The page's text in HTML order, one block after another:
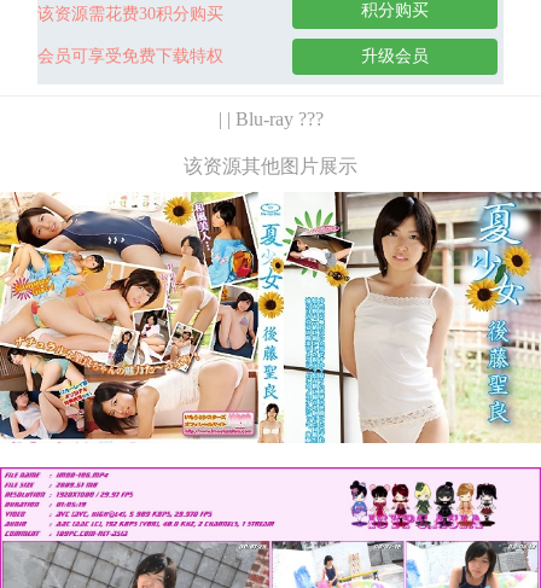
该资源需花费30积分购买
会员可享受免费下载特权
积分购买
升级会员
| | Blu-ray ???
该资源其他图片展示